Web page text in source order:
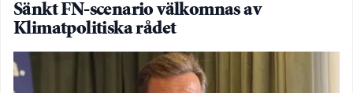
Sänkt FN-scenario välkomnas av
Klimatpolitiska rådet